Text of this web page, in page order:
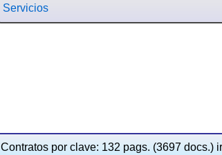
Servicios
Contratos por clave: 132 pags. (3697 docs.)